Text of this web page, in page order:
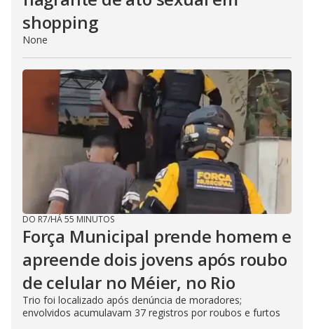
shopping
None
DO R7/HÁ 55 MINUTOS
Força Municipal prende homem e
apreende dois jovens após roubo
de celular no Méier, no Rio
Trio foi localizado após denúncia de moradores;
envolvidos acumulavam 37 registros por roubos e furtos